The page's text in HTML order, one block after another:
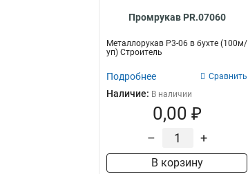
Промрукав PR.07060
Металлорукав Р3-06 в бухте (100м/
уп) Строитель
Подробнее Сравнить
Наличие: В наличии
0,00 ₽
– +
В корзину